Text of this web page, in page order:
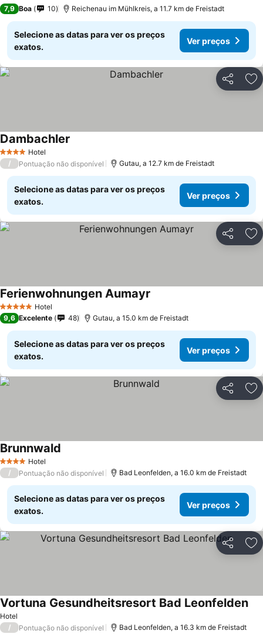
7,9 Boa 10 Reichenau im Mühlkreis, a 11.7 km de Freistadt
Selecione as datas para ver os preços
exatos.
Ver preços
Partilhar
4 EstrelasHotel
Dambachler
/ Pontuação não disponível Gutau, a 12.7 km de Freistadt
Selecione as datas para ver os preços
exatos.
Ver preços
Partilhar
5 Estrelas Hotel
Ferienwohnungen Aumayr
9,6 Excelente 48 Gutau, a 15.0 km de Freistadt
Selecione as datas para ver os preços
exatos.
Ver preços
Partilhar
4 EstrelasHotel
Brunnwald
/ Pontuação não disponível Bad Leonfelden, a 16.0 km de Freistadt
Selecione as datas para ver os preços
exatos.
Ver preços
Partilhar
Hotel
Vortuna Gesundheitsresort Bad Leonfelden
/ Pontuação não disponível Bad Leonfelden, a 16.3 km de Freistadt